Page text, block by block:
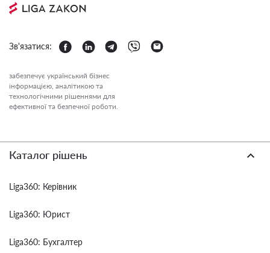
Зв'язатися:
забезпечує український бізнес
інформацією, аналітикою та
технологічними рішеннями для
ефективної та безпечної роботи.
Каталог рішень
Liga360: Керівник
Liga360: Юрист
Liga360: Бухгалтер